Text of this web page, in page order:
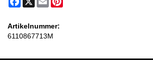
Artikelnummer:
6110867713M